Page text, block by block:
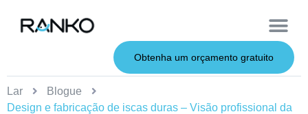
Obtenha um orçamento gratuito
Lar
Blogue
Design e fabricação de iscas duras – Visão profissional da